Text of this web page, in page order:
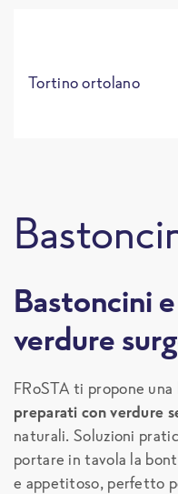
Tortino ortolano
Bastoncini
verdure
FRoSTA ti propone una
preparati con verdure
naturali. Soluzioni
portare in tavola la
e appetitoso, perfetto